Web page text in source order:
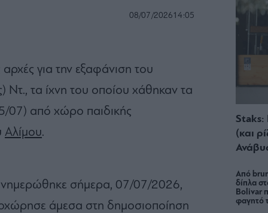
08/07/202614:05
για την εξαφάνιση του
τα ίχνη του οποίου χάθηκαν τα
07) από χώρο παιδικής
Αλίμου.
σήμερα, 07/07/2026,
άμεσα στη δημοσιοποίηση
Staks:
(και
Από
δίπλα
Bolivar
φαγητό